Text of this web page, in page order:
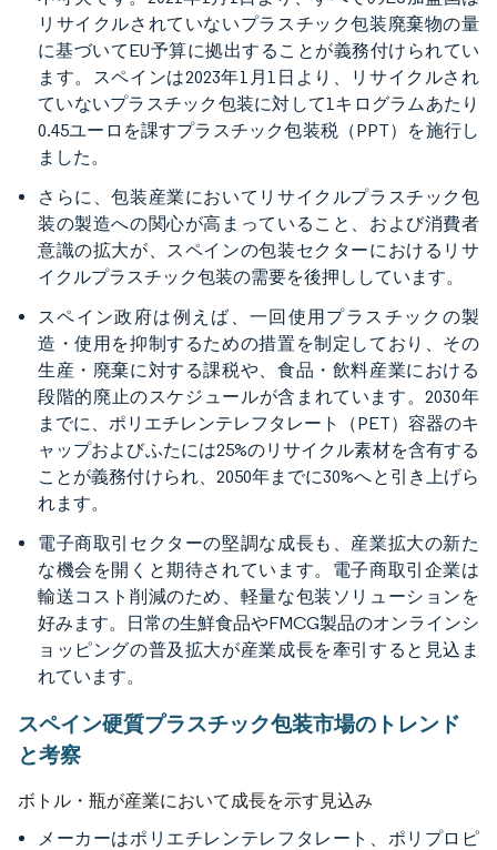
リサイクルされていないプラスチック包装廃棄物の量
に基づいてEU予算に拠出することが義務付けられてい
ます。スペインは2023年1月1日より、リサイクルされ
ていないプラスチック包装に対して1キログラムあたり
0.45ユーロを課すプラスチック包装税（PPT）を施行し
ました。
さらに、包装産業においてリサイクルプラスチック包
装の製造への関心が高まっていること、および消費者
意識の拡大が、スペインの包装セクターにおけるリサ
イクルプラスチック包装の需要を後押ししています。
スペイン政府は例えば、一回使用プラスチックの製
造・使用を抑制するための措置を制定しており、その
生産・廃棄に対する課税や、食品・飲料産業における
段階的廃止のスケジュールが含まれています。2030年
までに、ポリエチレンテレフタレート（PET）容器のキ
ャップおよびふたには25%のリサイクル素材を含有する
ことが義務付けられ、2050年までに30%へと引き上げら
れます。
電子商取引セクターの堅調な成長も、産業拡大の新た
な機会を開くと期待されています。電子商取引企業は
輸送コスト削減のため、軽量な包装ソリューションを
好みます。日常の生鮮食品やFMCG製品のオンラインシ
ョッピングの普及拡大が産業成長を牽引すると見込ま
れています。
スペイン硬質プラスチック包装市場のトレンド
と考察
ボトル・瓶が産業において成長を示す見込み
メーカーはポリエチレンテレフタレート、ポリプロピ